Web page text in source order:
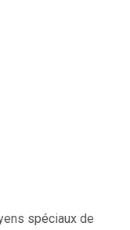
spéciaux de